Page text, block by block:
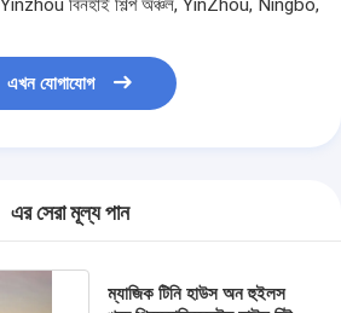
এখন যোগাযোগ
এর সেরা মূল্য পান
ম্যাজিক টিনি হাউস অন হুইলস